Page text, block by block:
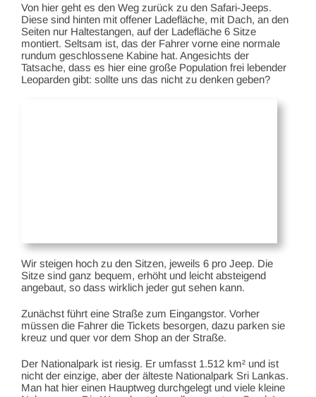
Von hier geht es den Weg zurück zu den Safari-Jeeps.
Diese sind hinten mit offener Ladefläche, mit Dach, an den
Seiten nur Haltestangen, auf der Ladefläche 6 Sitze
montiert. Seltsam ist, das der Fahrer vorne eine normale
rundum geschlossene Kabine hat. Angesichts der
Tatsache, dass es hier eine große Population frei lebender
Leoparden gibt: sollte uns das nicht zu denken geben?
Wir steigen hoch zu den Sitzen, jeweils 6 pro Jeep. Die
Sitze sind ganz bequem, erhöht und leicht absteigend
angebaut, so dass wirklich jeder gut sehen kann.
Zunächst führt eine Straße zum Eingangstor. Vorher
müssen die Fahrer die Tickets besorgen, dazu parken sie
kreuz und quer vor dem Shop an der Straße.
Der Nationalpark ist riesig. Er umfasst 1.512 km² und ist
nicht der einzige, aber der älteste Nationalpark Sri Lankas.
Man hat hier einen Hauptweg durchgelegt und viele kleine